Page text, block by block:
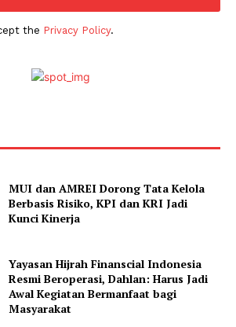
the Privacy Policy.
MUI dan AMREI Dorong Tata Kelola
Berbasis Risiko, KPI dan KRI Jadi
Kunci Kinerja
Yayasan Hijrah Finanscial Indonesia
Resmi Beroperasi, Dahlan: Harus Jadi
Awal Kegiatan Bermanfaat bagi
Masyarakat